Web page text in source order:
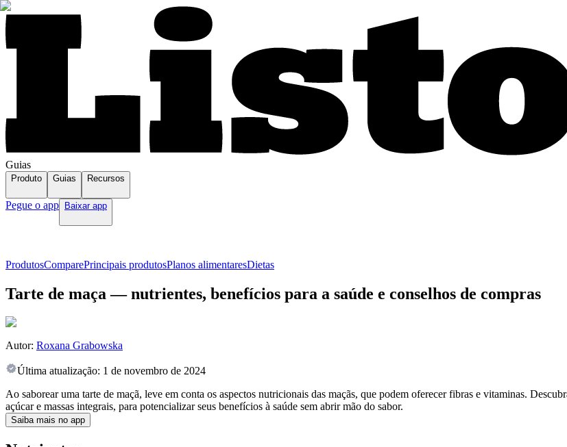
Guias
Produto Guias Recursos
Pegue o app Baixar app
ProdutosComparePrincipais produtosPlanos alimentaresDietas
Tarte de maça — nutrientes, benefícios para a saúde e conselhos de compras
Autor: Roxana Grabowska
Última atualização: 1 de novembro de 2024
Ao saborear uma tarte de maçã, leve em conta os aspectos nutricionais das maçãs, que podem oferecer fibras e vitaminas.
açúcar e massas integrais, para potencializar seus benefícios à saúde sem abrir mão do sabor.
Saiba mais no app